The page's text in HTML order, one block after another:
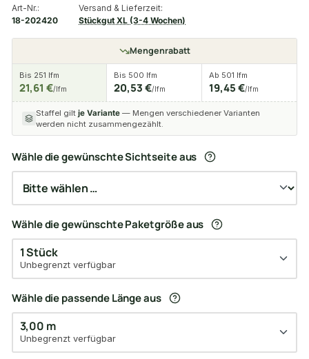
Art-Nr.:
18-202420
Versand & Lieferzeit:
Stückgut XL (3-4 Wochen)
Mengenrabatt
Bis 251 lfm
21,61 €/lfm
Bis 500 lfm
20,53 €/lfm
Ab 501 lfm
19,45 €/lfm
Staffel gilt je Variante — Mengen verschiedener Varianten
werden nicht zusammengezählt.
Wähle die gewünschte Sichtseite aus
Wähle die gewünschte Paketgröße aus
1 Stück
Unbegrenzt verfügbar
Wähle die passende Länge aus
3,00 m
Unbegrenzt verfügbar